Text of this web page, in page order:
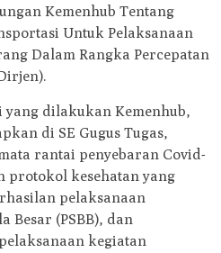
Kemenhub Tentang
Untuk Pelaksanaan
Dalam Rangka Percepatan
dilakukan Kemenhub,
di SE Gugus Tugas,
rantai penyebaran Covid-
protokol kesehatan yang
pelaksanaan
Besar (PSBB), dan
kegiatan